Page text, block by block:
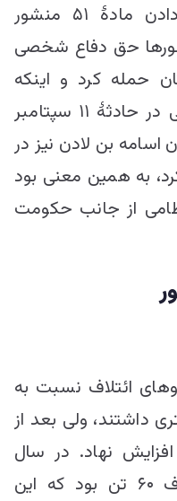
حکومت بوش با بهانه قراردادن مادۀ ۵۱ منشور
حق دفاع شخصی
حمله کرد و اینکه
حکومت طالبان و هیچ افغانی در حادثۀ ۱۱ سپتامبر
بن لادن نیز در
به همین معنی بود
از جانب حکومت
الی ۲۰۰۴م نیروهای ائتلاف نسبت به
داشتند، ولی بعد از
نهاد. در سال
۲۰۰۴م تلفات نیروهای ائتلاف ۶۰ تن بود که این